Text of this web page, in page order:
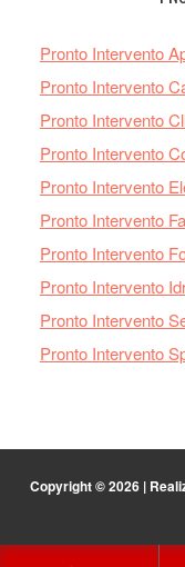
Pronto Intervento
Pronto Intervento
Pronto Intervento
Pronto Intervento
Pronto Intervento
Pronto Intervento
Pronto Intervento
Pronto Intervento
Pronto Intervento
Pronto Intervento
Copyright © 2026 |